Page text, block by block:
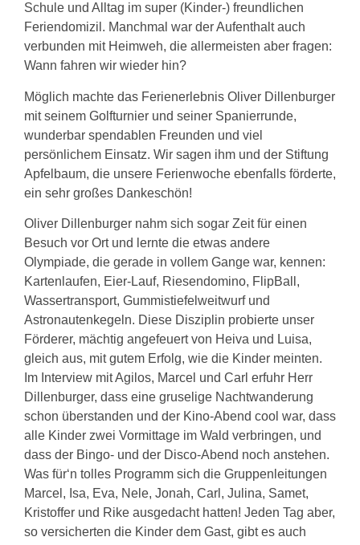
Schule und Alltag im super (Kinder-) freundlichen
Feriendomizil. Manchmal war der Aufenthalt auch
verbunden mit Heimweh, die allermeisten aber fragen:
Wann fahren wir wieder hin?
Möglich machte das Ferienerlebnis Oliver Dillenburger
mit seinem Golfturnier und seiner Spanierrunde,
wunderbar spendablen Freunden und viel
persönlichem Einsatz. Wir sagen ihm und der Stiftung
Apfelbaum, die unsere Ferienwoche ebenfalls förderte,
ein sehr großes Dankeschön!
Oliver Dillenburger nahm sich sogar Zeit für einen
Besuch vor Ort und lernte die etwas andere
Olympiade, die gerade in vollem Gange war, kennen:
Kartenlaufen, Eier-Lauf, Riesendomino, FlipBall,
Wassertransport, Gummistiefelweitwurf und
Astronautenkegeln. Diese Disziplin probierte unser
Förderer, mächtig angefeuert von Heiva und Luisa,
gleich aus, mit gutem Erfolg, wie die Kinder meinten.
Im Interview mit Agilos, Marcel und Carl erfuhr Herr
Dillenburger, dass eine gruselige Nachtwanderung
schon überstanden und der Kino-Abend cool war, dass
alle Kinder zwei Vormittage im Wald verbringen, und
dass der Bingo- und der Disco-Abend noch anstehen.
Was für‘n tolles Programm sich die Gruppenleitungen
Marcel, Isa, Eva, Nele, Jonah, Carl, Julina, Samet,
Kristoffer und Rike ausgedacht hatten! Jeden Tag aber,
so versicherten die Kinder dem Gast, gibt es auch